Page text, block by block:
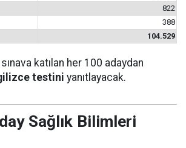
822
388
104.529
katılan her 100 adaydan
testini yanıtlayacak.
Sağlık Bilimleri